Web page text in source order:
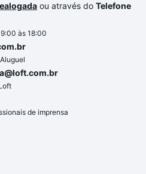
ou através do Telefone
às 18:00
de imprensa